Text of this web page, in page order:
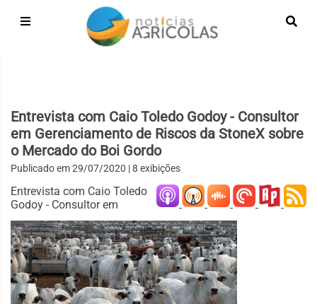
Entrevista com Caio Toledo Godoy - Consultor
em Gerenciamento de Riscos da StoneX sobre
o Mercado do Boi Gordo
Publicado em29/07/2020 | 8 exibições
Entrevista com Caio Toledo
Godoy - Consultor em